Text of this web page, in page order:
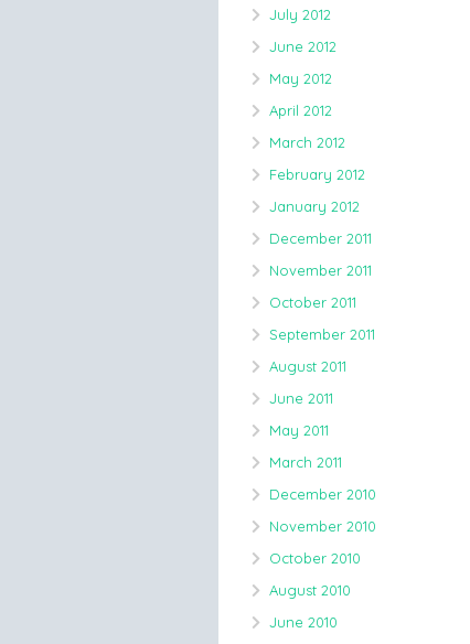
July 2012
June 2012
May 2012
April 2012
March 2012
February 2012
January 2012
December 2011
November 2011
October 2011
September 2011
August 2011
June 2011
May 2011
March 2011
December 2010
November 2010
October 2010
August 2010
June 2010